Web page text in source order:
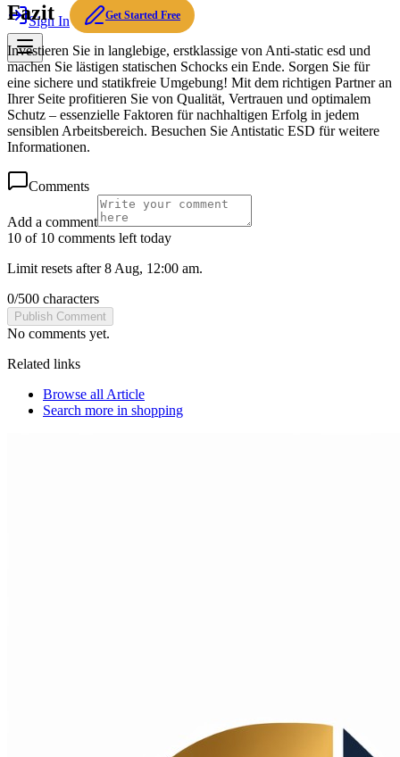
Sign In Get Started Free
Fazit
Investieren Sie in langlebige, erstklassige von Anti-static esd und
machen Sie lästigen statischen Schocks ein Ende. Sorgen Sie für
eine sichere und statikfreie Umgebung! Mit dem richtigen Partner an
Ihrer Seite profitieren Sie von Qualität, Vertrauen und optimalem
Schutz – essenzielle Faktoren für nachhaltigen Erfolg in jedem
sensiblen Arbeitsbereich. Besuchen Sie Antistatic ESD für weitere
Informationen.
Comments
Add a comment
10 of 10 comments left today
Limit resets after 8 Aug, 12:00 am.
0/500 characters
Publish Comment
No comments yet.
Related links
Browse all Article
Search more in shopping